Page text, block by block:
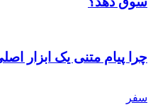
چرا پیام متنی یک ابزار
سفر